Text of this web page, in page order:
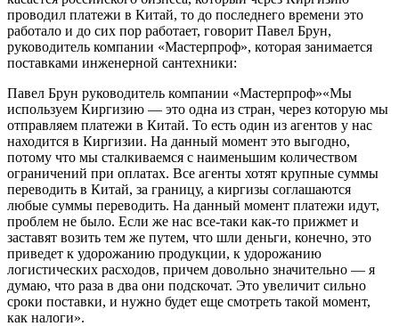
проводил платежи в Китай, то до последнего времени это
работало и до сих пор работает, говорит Павел Брун,
руководитель компании «Мастерпроф», которая занимается
поставками инженерной сантехники:
Павел Брун руководитель компании «Мастерпроф»«Мы
используем Киргизию — это одна из стран, через которую мы
отправляем платежи в Китай. То есть один из агентов у нас
находится в Киргизии. На данный момент это выгодно,
потому что мы сталкиваемся с наименьшим количеством
ограничений при оплатах. Все агенты хотят крупные суммы
переводить в Китай, за границу, а киргизы соглашаются
любые суммы переводить. На данный момент платежи идут,
проблем не было. Если же нас все-таки как-то прижмет и
заставят возить тем же путем, что шли деньги, конечно, это
приведет к удорожанию продукции, к удорожанию
логистических расходов, причем довольно значительно — я
думаю, что раза в два они подскочат. Это увеличит сильно
сроки поставки, и нужно будет еще смотреть такой момент,
как налоги».